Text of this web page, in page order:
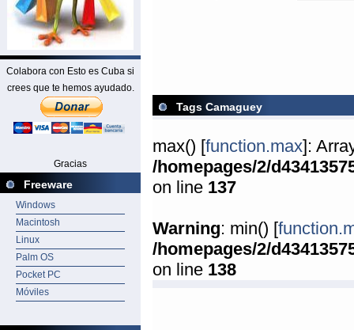
Colabora con Esto es Cuba si
crees que te hemos ayudado.
Gracias
Freeware
Windows
Macintosh
Linux
Palm OS
Pocket PC
Móviles
Tags Camaguey
max() [function.max]:
/homepages/2/
on line 137
Warning: min() [
/homepages/2/
on line 138